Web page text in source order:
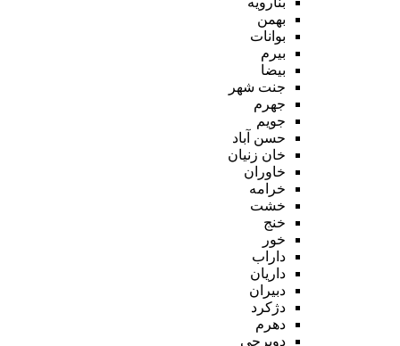
بهمن
بوانات
بیرم
بیضا
جنت شهر
جهرم
جویم
حسن آباد
خان زنیان
خاوران
خرامه
خشت
خنج
خور
داراب
داریان
دبیران
دژکرد
دهرم
دوبرجی